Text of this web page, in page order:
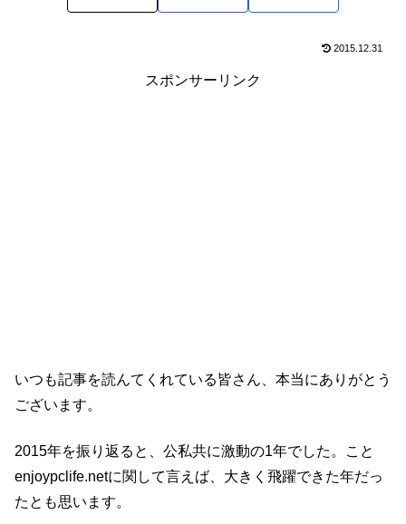
2015.12.31
スポンサーリンク
いつも記事を読んてくれている皆さん、本当にありがとう
ございます。
2015年を振り返ると、公私共に激動の1年でした。こと
enjoypclife.netに関して言えば、大きく飛躍できた年だっ
たとも思います。